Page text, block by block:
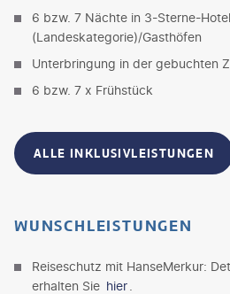
6 bzw. 7 Nächte in 3-Sterne-
(Landeskategorie)/Gasthöfen
Unterbringung in der gebuchten
6 bzw. 7 x Frühstück
ALLE INKLUSIVLEISTUNGEN
WUNSCHLEISTUNGEN
Reiseschutz mit HanseMerkur:
erhalten Sie hier